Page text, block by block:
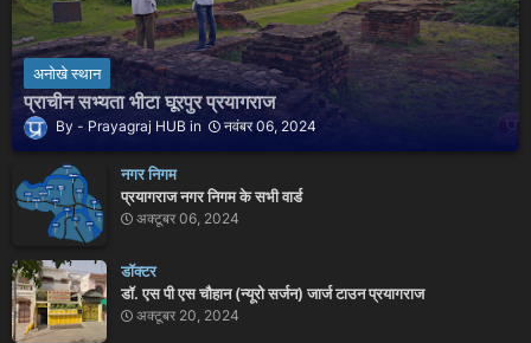
अनोखे स्थान
प्राचीन सभ्यता भीटा घूरपुर प्रयागराज
Prayagraj HUB नवंबर 06, 2024
नगर निगम
प्रयागराज नगर निगम के सभी वार्ड
अक्टूबर 06, 2024
डॉक्टर
डॉ. एस पी एस चौहान (न्यूरो सर्जन) जार्ज टाउन प्रयागराज
अक्टूबर 20, 2024